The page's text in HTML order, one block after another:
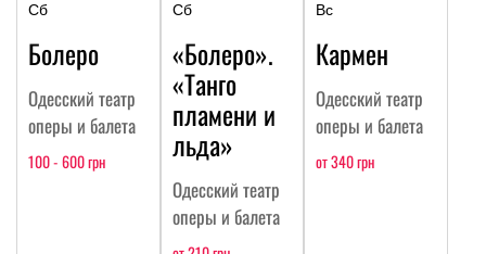
Сб
Болеро
Одесский театр
оперы и балета
100 - 600 грн
Сб
«Болеро».
«Танго
пламени и
льда»
Одесский театр
оперы и балета
Вс
Кармен
Одесский театр
оперы и балета
от 340 грн